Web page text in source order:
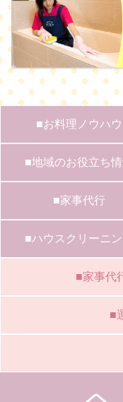
■お料理ノウハウ
■地域のお役立ち情
■家事代行
■ハウスクリーニ
■家事代
■